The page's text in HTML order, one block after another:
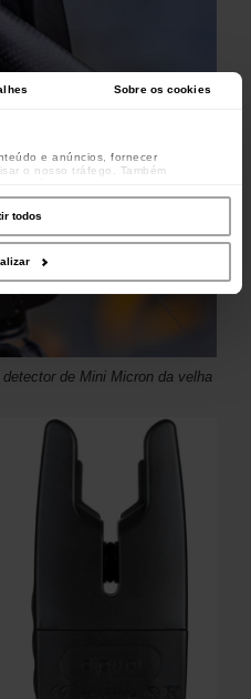
Sobre os cookies
e anúncios, fornecer
o nosso tráfego. Também
e de análise, que as podem combinar
ou recolhidas por estes a partir da
todos
de Mini Micron da velha